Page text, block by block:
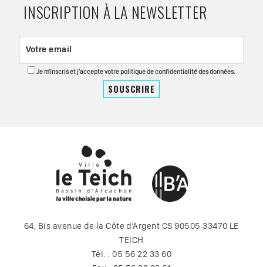
INSCRIPTION À LA NEWSLETTER
Je m'inscris et j'accepte votre politique de confidentialité des données.
64, Bis avenue de la Côte d’Argent CS 90505 33470 LE
TEICH
Tél. : 05 56 22 33 60